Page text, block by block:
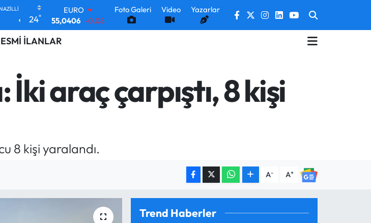
24°
EURO
55,0406 -0.08
STERLİN
64,2143
13.799
70
BITCOIN
0.16
Foto Galeri Video Yazarlar
İLANLAR
araç çarpıştı, 8 kişi
8 kişi yaralandı.
A- A+
Trend Haberler